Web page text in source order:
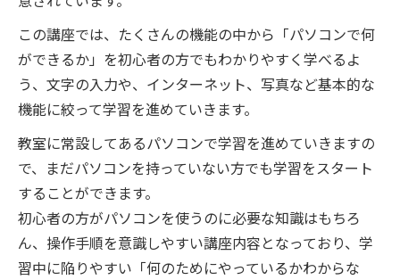
この講座では、たくさんの機能の中から「パソコンで何
ができるか」を初心者の方でもわかりやすく学べるよ
う、文字の入力や、インターネット、写真など基本的な
機能に絞って学習を進めていきます。
教室に常設してあるパソコンで学習を進めていきますの
で、まだパソコンを持っていない方でも学習をスタート
することができます。
初心者の方がパソコンを使うのに必要な知識はもちろ
ん、操作手順を意識しやすい講座内容となっており、学
習中に陥りやすい「何のためにやっているかわからな